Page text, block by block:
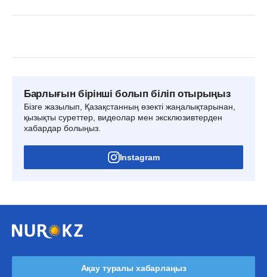
Барлығын бірінші болып біліп отырыңыз
Бізге жазылып, Қазақстанның өзекті жаңалықтарынан,
қызықты суреттер, видеолар мен эксклюзивтерден
хабардар болыңыз.
Instagram
Ақау туралы хабарлаңыз